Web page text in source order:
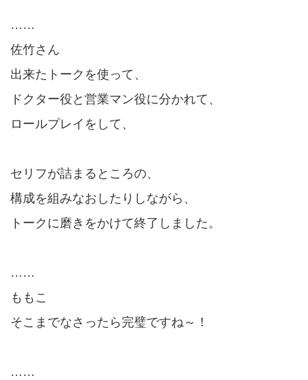
……
佐竹さん
出来たトークを使って、
ドクター役と営業マン役に分かれて、
ロールプレイをして、
セリフが詰まるところの、
構成を組みなおしたりしながら、
トークに磨きをかけて終了しました。
……
ももこ
そこまでなさったら完璧ですね～！
……